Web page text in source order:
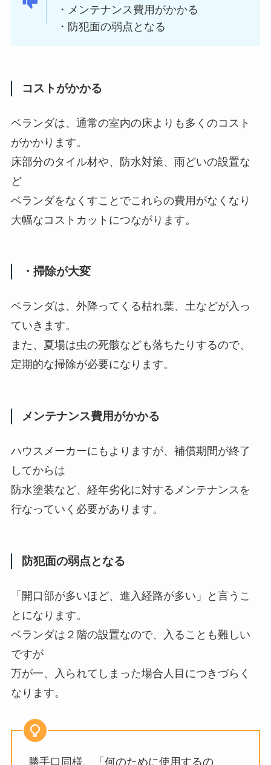
・メンテナンス費用がかかる
・防犯面の弱点となる
コストがかかる
ベランダは、通常の室内の床よりも多くのコスト
がかかります。
床部分のタイル材や、防水対策、雨どいの設置な
ど
ベランダをなくすことでこれらの費用がなくなり
大幅なコストカットにつながります。
・掃除が大変
ベランダは、外降ってくる枯れ葉、土などが入っ
ていきます。
また、夏場は虫の死骸なども落ちたりするので、
定期的な掃除が必要になります。
メンテナンス費用がかかる
ハウスメーカーにもよりますが、補償期間が終了
してからは
防水塗装など、経年劣化に対するメンテナンスを
行なっていく必要があります。
防犯面の弱点となる
「開口部が多いほど、進入経路が多い」と言うこ
とになります。
ベランダは２階の設置なので、入ることも難しい
ですが
万が一、入られてしまった場合人目につきづらく
なります。
勝手口同様、「何のために使用するの